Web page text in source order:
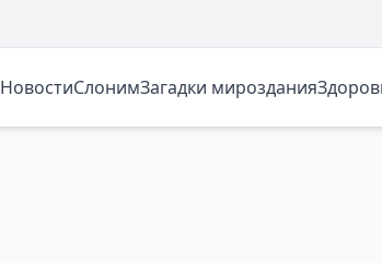
НовостиСлонимЗагадки мироздания